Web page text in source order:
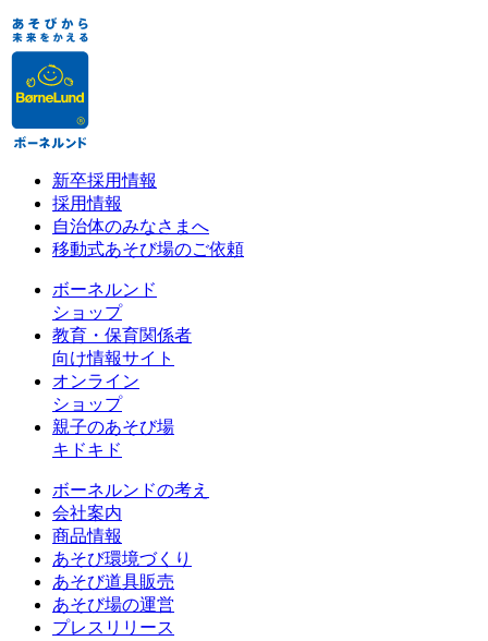
新卒採用情報
採用情報
自治体のみなさまへ
移動式あそび場のご依頼
ボーネルンド
ショップ
教育・保育関係者
向け情報サイト
オンライン
ショップ
親子のあそび場
キドキド
ボーネルンドの考え
会社案内
商品情報
あそび環境づくり
あそび道具販売
あそび場の運営
プレスリリース